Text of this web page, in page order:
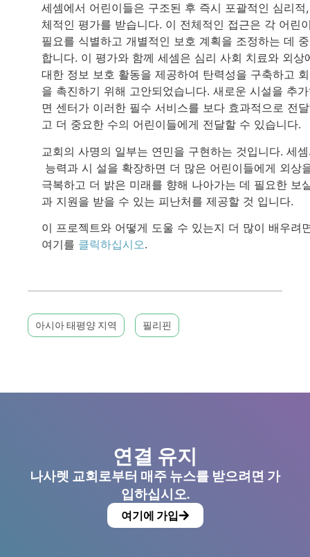
세셈에서 어린이들은 구조된 후 즉시 포괄적인 심리적
체적인 평가를 받습니다. 이 전체적인 접근은 각 어린
필요를 식별하고 개별적인 보호 계획을 조정하는 데
합니다. 이 평가와 함께 세셈은 심리 사회 치료와 외상
대한 정보 보호 활동을 제공하여 탄력성을 구축하고
을 촉진하기 위해 고안되었습니다. 새로운 시설을 추
면 센터가 이러한 필수 서비스를 보다 효과적으로 전
고 더 중요한 수의 어린이들에게 전달할 수 있습니다.
교회의 사명의 일부는 연민을 구현하는 것입니다. 세
능력과 시 설을 확장하면 더 많은 어린이들에게 외상
극복하고 더 밝은 미래를 향해 나아가는 데 필요한 보
과 지원을 받을 수 있는 피난처를 제공할 것 입니다.
이 프로젝트와 어떻게 도울 수 있는지 더 많이 배우려
여기를 클릭하십시오.
아시아 태평양 지역 필리핀
연결 유지
나사렛 교회로부터 매주 뉴스를 받으려면 가
입하십시오.
여기에 가입